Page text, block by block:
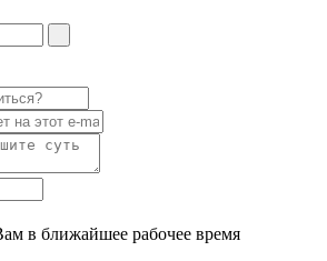
в ближайшее рабочее время